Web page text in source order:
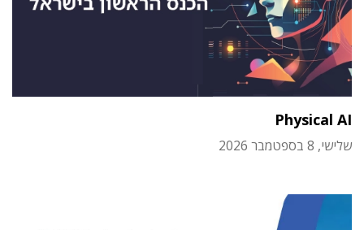
Physical AI
שלישי, 8 בספטמבר 2026